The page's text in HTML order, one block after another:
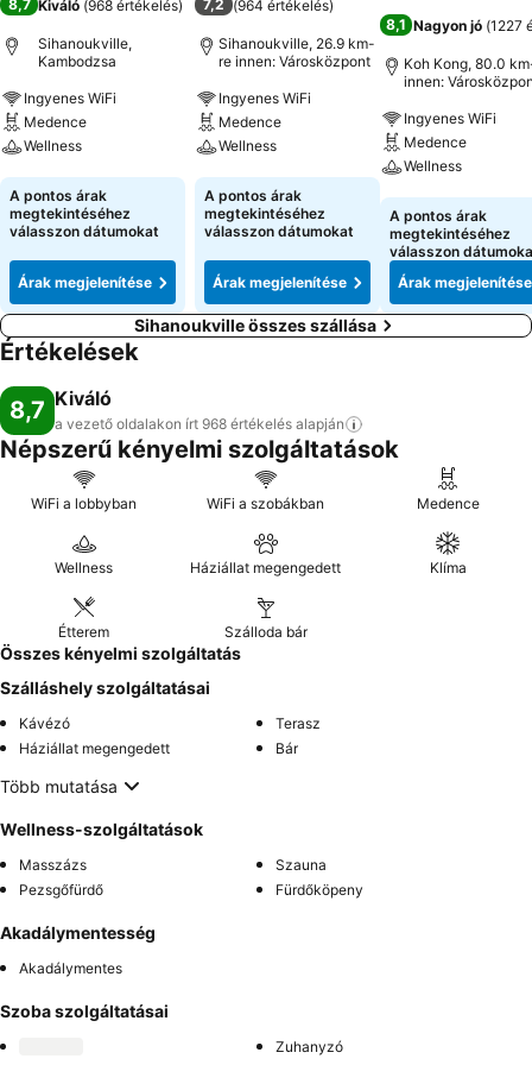
8,7 Kiváló (968 értékelés)
Sihanoukville,
Kambodzsa
Ingyenes WiFi
Medence
Wellness
Árak megjelenítése
A pontos árak
megtekintéséhez
válasszon dátumokat
Árak megjelenítése
7,2 (964 értékelés)
Sihanoukville, 26.9 km-
re innen: Városközpont
Ingyenes WiFi
Medence
Wellness
Árak megjelenítése
A pontos árak
megtekintéséhez
válasszon dátumokat
Árak megjelenítése
8,1 Nagyon jó (1227
Koh Kong, 80.0
innen:
Ingyenes WiFi
Medence
Wellness
Árak
A pontos árak
megtekintéséhez
válasszon
Árak megjelenítése
Sihanoukville összes szállása
Értékelések
8,7 Kiváló
a vezető oldalakon írt 968 értékelés alapján
Népszerű kényelmi szolgáltatások
WiFi a lobbyban WiFi a szobákban Medence
Wellness Háziállat megengedett Klíma
Étterem Szálloda bár
Összes kényelmi szolgáltatás
Szálláshely szolgáltatásai
Kávézó
Terasz
Háziállat megengedett
Bár
Több mutatása
Wellness-szolgáltatások
Masszázs
Szauna
Pezsgőfürdő
Fürdőköpeny
Akadálymentesség
Akadálymentes
Szoba szolgáltatásai
Zuhanyzó